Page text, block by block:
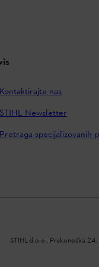
Kontaktirajte nas
STIHL Newsletter
Pretraga specijalizovanih
STIHL d.o.o., Prekonoška 24,